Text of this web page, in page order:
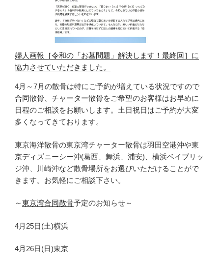
婦人画報［令和の「お墓問題」解決します！最終回］に
協力させていただきました。
4月～7月の散骨は特にご予約が増えている状況ですので
合同散骨
チャーター散骨をご希望のお客様はお早めに
日程のご相談をお願いします。土日祝日はご予約が大変
多くなってきております。
東京海洋散骨の東京湾チャーター散骨は羽田空港沖や東
京ディズニーシー沖(葛西、舞浜、浦安)、横浜ベイブリッ
ジ沖、川崎沖など散骨場所をお選びいただけることがで
きます。お気軽にご相談下さい。
～東京湾合同散骨予定のお知らせ～
4月25日(土)横浜
4月26日(日)東京